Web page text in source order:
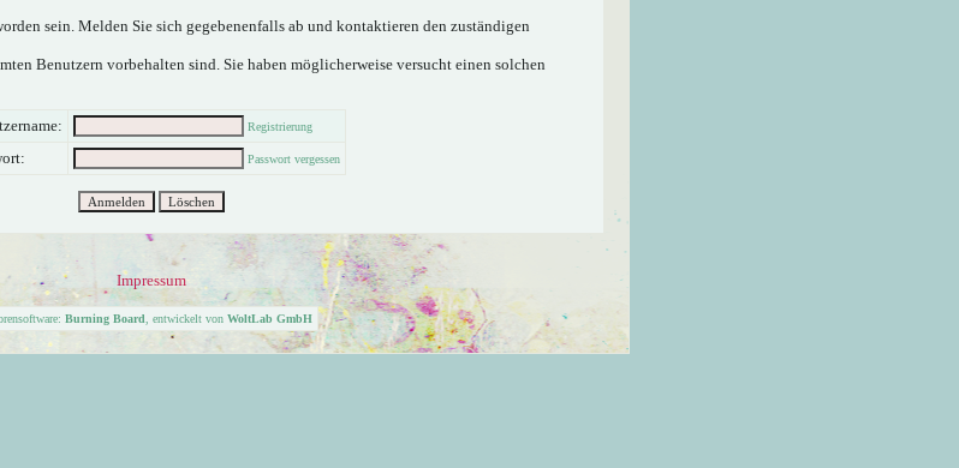
sein. Melden Sie sich gegebenenfalls ab und kontaktieren den zuständigen
Benutzern vorbehalten sind. Sie haben möglicherweise versucht einen solchen
Registrierung
Passwort vergessen
Impressum
Burning Board , entwickelt von WoltLab GmbH